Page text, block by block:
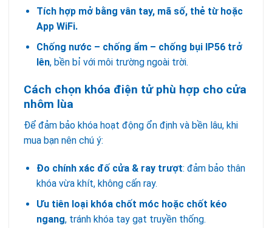
Tích hợp mở bằng vân tay, mã số, thẻ từ hoặc
App WiFi.
Chống nước – chống ẩm – chống bụi IP56 trở
lên, bền bỉ với môi trường ngoài trời.
Cách chọn khóa điện tử phù hợp cho cửa
nhôm lùa
Để đảm bảo khóa hoạt động ổn định và bền lâu, khi
mua bạn nên chú ý:
Đo chính xác đố cửa & ray trượt: đảm bảo thân
khóa vừa khít, không cấn ray.
Ưu tiên loại khóa chốt móc hoặc chốt kéo
ngang, tránh khóa tay gạt truyền thống.